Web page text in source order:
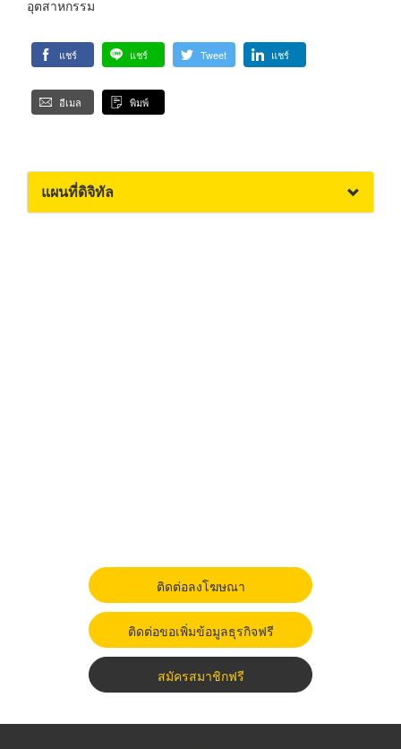
อุตสาหกรรม
แชร์ แชร์ Tweet แชร์
อีเมล พิมพ์
แผนที่ดิจิทัล
ติดต่อลงโฆษณา
ติดต่อขอเพิ่มข้อมูลธุรกิจฟรี
สมัครสมาชิกฟรี